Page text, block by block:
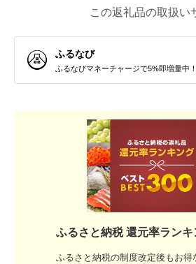
この返礼品の取扱い
ふるなび
ふるなびマネーチャージで5%即増量中！
ふるさと納税 還元率ラン
ふるさと納税の制度改定後もお得